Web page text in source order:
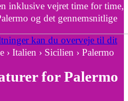
kan du overveje til dit
inklusive vejret time for time,
og det gennemsnitlige
Italien › Sicilien › Palermo
for Palermo